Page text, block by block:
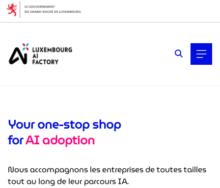
Your one-stop shop
forAI adoption
Nous accompagnons les entreprises de toutes tailles
tout au long de leur parcours IA.
Cookies management panel